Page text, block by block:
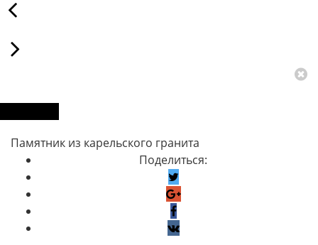
Памятник из карельского гранита
Поделиться: